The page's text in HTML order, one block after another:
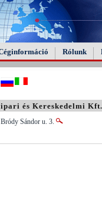
Rólunk
és Kereskedelmi Kft.
Sándor u. 3.